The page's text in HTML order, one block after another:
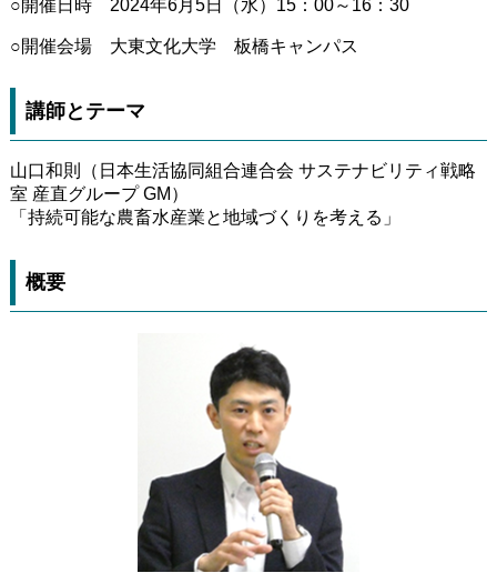
○開催日時 2024年6月5日（水）15：00～16：30
○開催会場 大東文化大学 板橋キャンパス
講師とテーマ
山口和則（日本生活協同組合連合会 サステナビリティ戦略
室 産直グループ GM）
「持続可能な農畜水産業と地域づくりを考える」
概要